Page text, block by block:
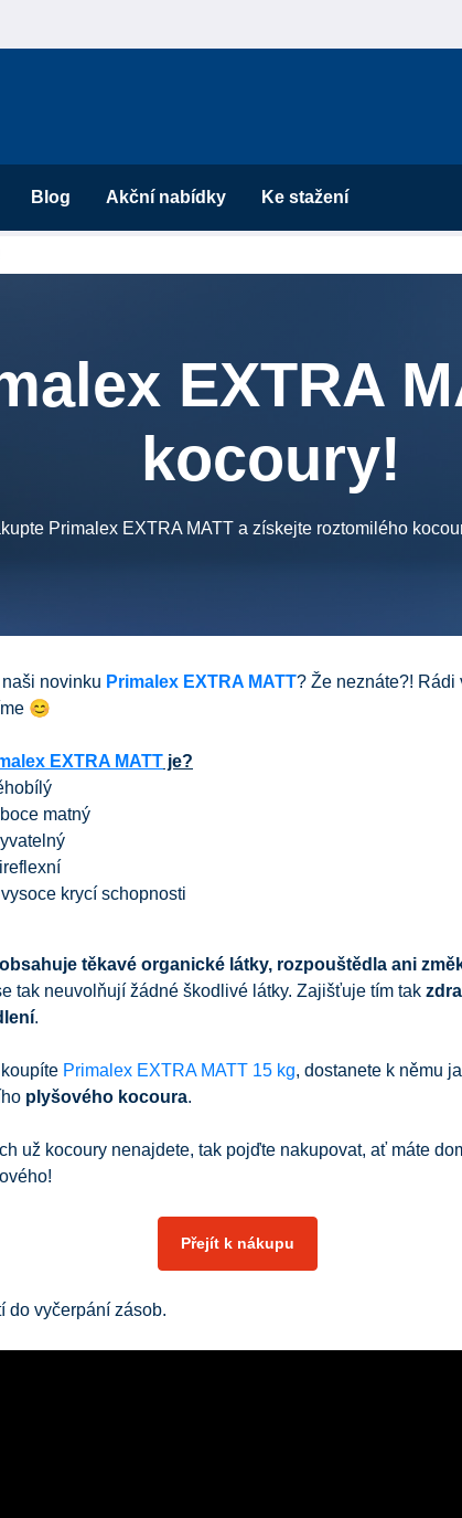
Blog Akční nabídky Ke stažení
EXTRA
kocoury!
Primalex EXTRA MATT a získejte roztomilého
novinku Primalex EXTRA MATT? Že neznáte?! Rádi
😊
EXTRA MATT je?
matný
vysoce krycí schopnosti
těkavé organické látky, rozpouštědla ani
tak neuvolňují žádné škodlivé látky. Zajišťuje tím tak
.
Primalex EXTRA MATT 15 kg, dostanete k němu
plyšového kocoura.
už kocoury nenajdete, tak pojďte nakupovat, ať máte
Přejít k nákupu
do vyčerpání zásob.